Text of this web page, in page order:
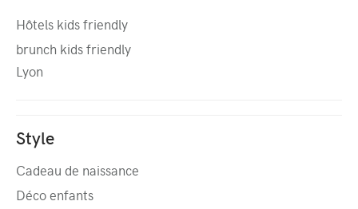
Hôtels kids friendly
brunch kids friendly
Lyon
Style
Cadeau de naissance
Déco enfants